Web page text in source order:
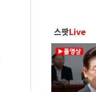
스팟Live